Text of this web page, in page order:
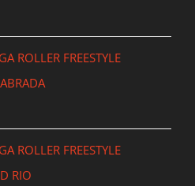
ROLLER FREESTYLE
ROLLER FREESTYLE
RIO